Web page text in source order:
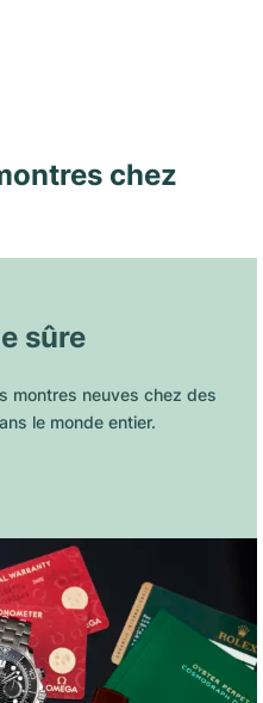
chez
sûre
montres neuves chez des
le monde entier.